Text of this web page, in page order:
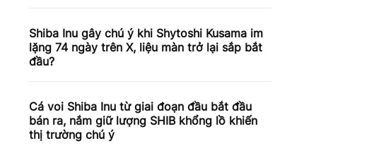
Shiba Inu gây chú ý khi Shytoshi Kusama im
lặng 74 ngày trên X, liệu màn trở lại sắp bắt
đầu?
Cá voi Shiba Inu từ giai đoạn đầu bắt đầu
bán ra, nắm giữ lượng SHIB khổng lồ khiến
thị trường chú ý